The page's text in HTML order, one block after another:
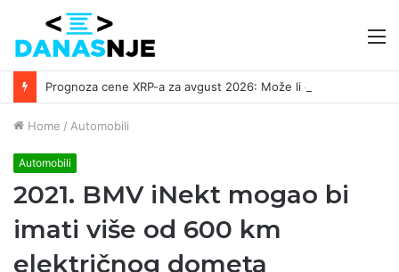
Home / Automobili
Automobili
2021. BMV iNekt mogao bi
imati više od 600 km
električnog dometa